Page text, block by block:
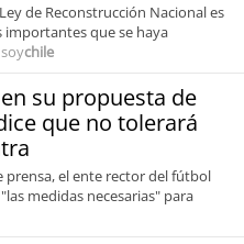
de Reconstrucción Nacional es
importantes que se haya
soychile
su propuesta de
que no tolerará
prensa, el ente rector del fútbol
medidas necesarias" para